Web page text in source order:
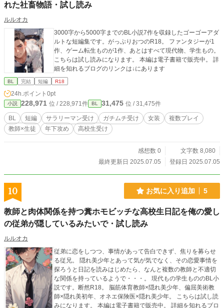
れた社畜物語・試し読み
ルルオカ
3000字から5000字までのBL小説7作を収録したゴーゴーアダ
ルトな短編集です。がっぷりおつのR18。 ファンタジーが1
作、ゲーム転生ものが1作、あとはすべて現代物、学生もの。
こちらは試し読みになります。 本編は電子書籍で販売中。 詳
細を知れるブログのリンクは↓にあります
BL 完結 短編 R18
24h.ポイント 0pt
小説 228,971 位 / 228,971件 BL 31,475 位 / 31,475件
BL 短編 サラリーマン受け ガチムチ受け 女装
複数プレイ
教師×生徒
年下攻め 高校生受け
感想数 0
文字数 8,080
最終更新日 2025.07.05
登録日 2025.07.05
10 お気に入り追加 5
教師と肉体関係を持つ糞ホモビッチな高校生日記を俺の愛し
の従弟が隠しているみたいで・試し読み
ルルオカ
従弟に恋をしつつ、事情があって告白できず、焦りを募らせ
る従兄。 隠れ美少年とあって気が気でなく、その恋愛事情を
探ろうと日記を読みはじめたら、なんと複数の教師と不適切
な関係を持っているようで・・・。 現代もの学生もののBL小
説です。断然R18。 脳筋体育教師×隠れ美少年、偏屈美術教
師×隠れ美初年、オネエ保険医×隠れ美少年。 こちらは試し読
みになります。 本編は電子書籍で販売中。 詳細を知れるブロ